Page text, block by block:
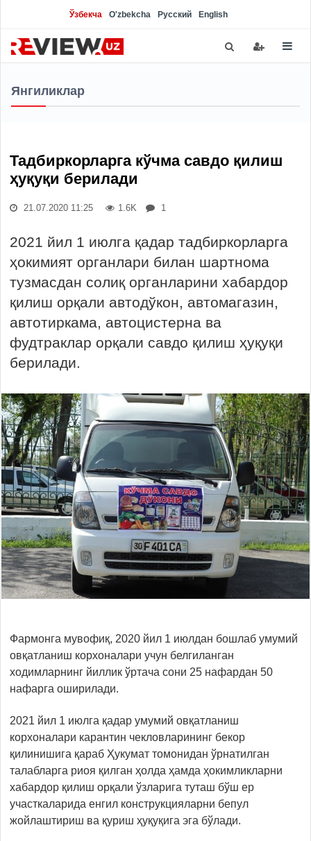
Ўзбекча O'zbekcha Русский English
Янгиликлар
Тадбиркорларга кўчма савдо қилиш
ҳуқуқи берилади
21.07.2020 11:25 1.6K 1
2021 йил 1 июлга қадар тадбиркорларга
ҳокимият органлари билан шартнома
тузмасдан солиқ органларини хабардор
қилиш орқали автодўкон, автомагазин,
автотиркама, автоцистерна ва
фудтраклар орқали савдо қилиш ҳуқуқи
берилади.
Фармонга мувофиқ, 2020 йил 1 июлдан бошлаб умумий
овқатланиш корхоналари учун белгиланган
ходимларнинг йиллик ўртача сони 25 нафардан 50
нафарга оширилади.
2021 йил 1 июлга қадар умумий овқатланиш
корхоналари карантин чекловларининг бекор
қилинишига қараб Ҳукумат томонидан ўрнатилган
талабларга риоя қилган ҳолда ҳамда ҳокимликларни
хабардор қилиш орқали ўзларига туташ бўш ер
участкаларида енгил конструкцияларни бепул
жойлаштириш ва қуриш ҳуқуқига эга бўлади.